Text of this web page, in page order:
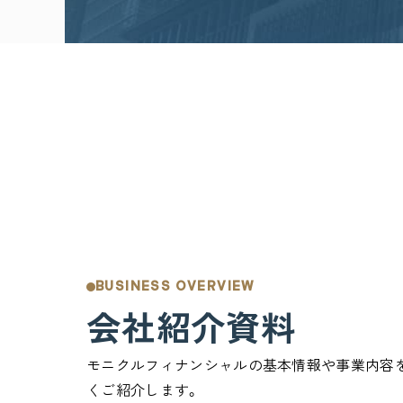
BUSINESS OVERVIEW
会社紹介資料
モニクルフィナンシャルの基本情報や事業内容
くご紹介します。